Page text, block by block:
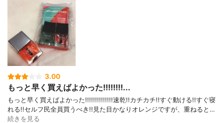
3.00
もっと早く買えばよかった!!!!!!!!...
もっと早く買えばよかった!!!!!!!!!!!!!!速乾!!カチカチ!!すぐ動ける!!すぐ寝
れる!!セルフ民全員買うべき!!見た目かなりオレンジですが、重ねると…
続きを見る